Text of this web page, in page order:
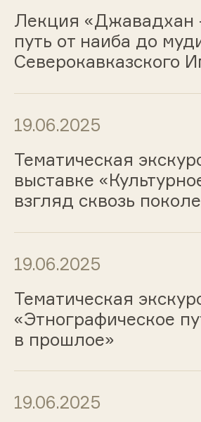
Лекция «Джавадхан
путь от наиба до
Северокавказского
19.06.2025
Тематическая
выставке
взгляд сквозь
19.06.2025
Тематическая
«Этнографическое
в прошлое»
19.06.2025